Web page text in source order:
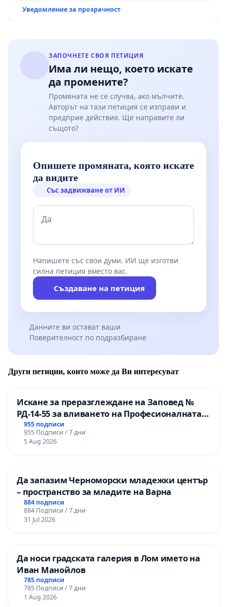
Мирово - к.к. Момин проход
Уведомление за прозрачност
ЗАПОЧНЕТЕ СВОЯ ПЕТИЦИЯ
Има ли нещо, което искате
да промените?
Промяната не се случва, ако мълчите.
Авторът на тази петиция се изправи и
предприе действия. Ще направите ли
същото?
Опишете промяната, която искате
да видите
Със задвижване от ИИ
Напишете със свои думи. ИИ ще изготви
силна петиция вместо вас.
Създаване на петиция
Данните ви остават ваши
Поверителност по подразбиране
Други петиции, които може да Ви интересуват
Искане за преразглеждане на Заповед №
РД-14-55 за вливането на Професионалната
гимназия по промишлени технологии в
Професионалната гимназия по икономика и
мениджмънт – гр. Пазарджик
955 подписи
955 Подписи / 7 дни
5 Aug 2026
Да запазим Черноморски младежки център
– пространство за младите на Варна
884 подписи
884 Подписи / 7 дни
31 Jul 2026
Да носи градската галерия в Лом името на
Иван Манойлов
785 подписи
785 Подписи / 7 дни
1 Aug 2026